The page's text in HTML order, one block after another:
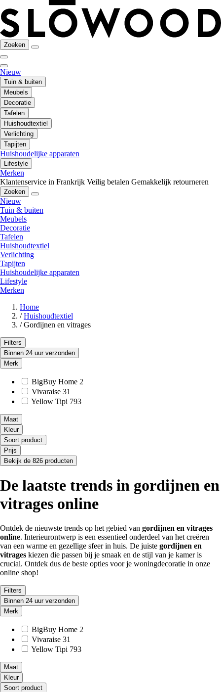
Zoeken
Nieuw
Tuin & buiten
Meubels
Decoratie
Tafelen
Huishoudtextiel
Verlichting
Tapijten
Huishoudelijke apparaten
Lifestyle
Merken
Klantenservice in Frankrijk Veilig betalen Gemakkelijk retourneren
Zoeken
Nieuw
Tuin & buiten
Meubels
Decoratie
Tafelen
Huishoudtextiel
Verlichting
Tapijten
Huishoudelijke apparaten
Lifestyle
Merken
Home
/ Huishoudtextiel
/ Gordijnen en vitrages
Filters
Binnen 24 uur verzonden
Merk
BigBuy Home 2
Vivaraise 31
Yellow Tipi 793
Maat
Kleur
Soort product
Prijs
Bekijk de 826 producten
De laatste trends in gordijnen en
vitrages online
Ontdek de nieuwste trends op het gebied van gordijnen en vitrages
online. Interieurontwerp is een essentieel onderdeel van het creëren
van een warme en gezellige sfeer in huis. De juiste gordijnen en
vitrages kiezen die passen bij je smaak en de stijl van je kamer is
crucial. Ontdek dus de beste opties voor je woningdecoratie in onze
online shop!
Filters
Binnen 24 uur verzonden
Merk
BigBuy Home 2
Vivaraise 31
Yellow Tipi 793
Maat
Kleur
Soort product